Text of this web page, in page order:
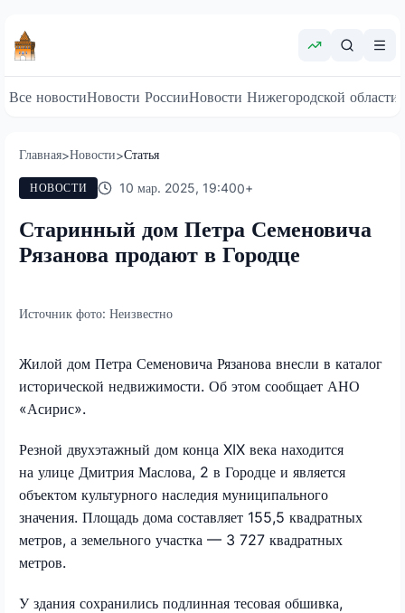
Все новостиНовости РоссииНовости Нижегородской области
Главная>Новости>Статья
НОВОСТИ 10 мар. 2025, 19:400+
Старинный дом Петра Семеновича
Рязанова продают в Городце
Источник фото: Неизвестно
Жилой дом Петра Семеновича Рязанова внесли в каталог
исторической недвижимости. Об этом сообщает АНО
«Асирис».
Резной двухэтажный дом конца XIX века находится
на улице Дмитрия Маслова, 2 в Городце и является
объектом культурного наследия муниципального
значения. Площадь дома составляет 155,5 квадратных
метров, а земельного участка — 3 727 квадратных
метров.
У здания сохранились подлинная тесовая обшивка,